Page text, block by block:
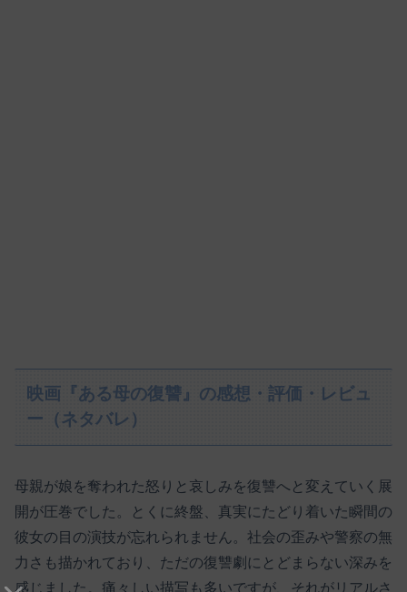
映画『ある母の復讐』の感想・評価・レビュ
ー（ネタバレ）
母親が娘を奪われた怒りと哀しみを復讐へと変えていく展
開が圧巻でした。とくに終盤、真実にたどり着いた瞬間の
彼女の目の演技が忘れられません。社会の歪みや警察の無
力さも描かれており、ただの復讐劇にとどまらない深みを
感じました。痛々しい描写も多いですが、それがリアルさ